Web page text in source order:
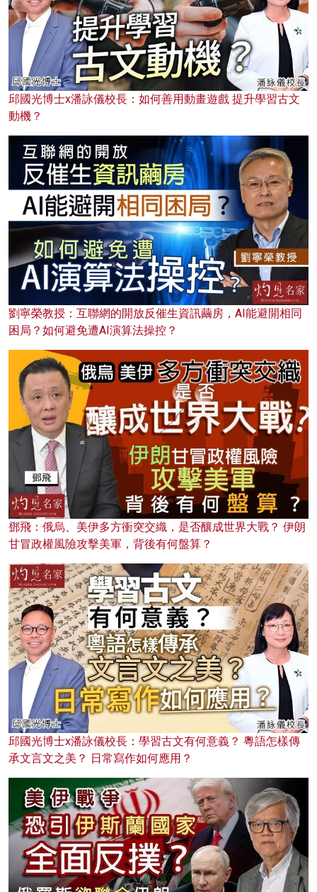
邱國光博士x潘詠儀校長：如何善用動畫遊戲 提升學習古文
動機？
劉寧榮教授：互聯網的開放反催生資訊繭房，AI能避開相同
困局？如何避免遭AI演算法操控？
鄧飛：俄烏、美伊多方衝突交織，是否釀成世界大戰？ 伊朗
甘冒政權風險攻擊美軍，背後有何盤算？
邱國光博士x潘詠儀校長：學習古文有何意義？ 粵語怎樣傳
承文言文之美？ 日常寫作如何應用？